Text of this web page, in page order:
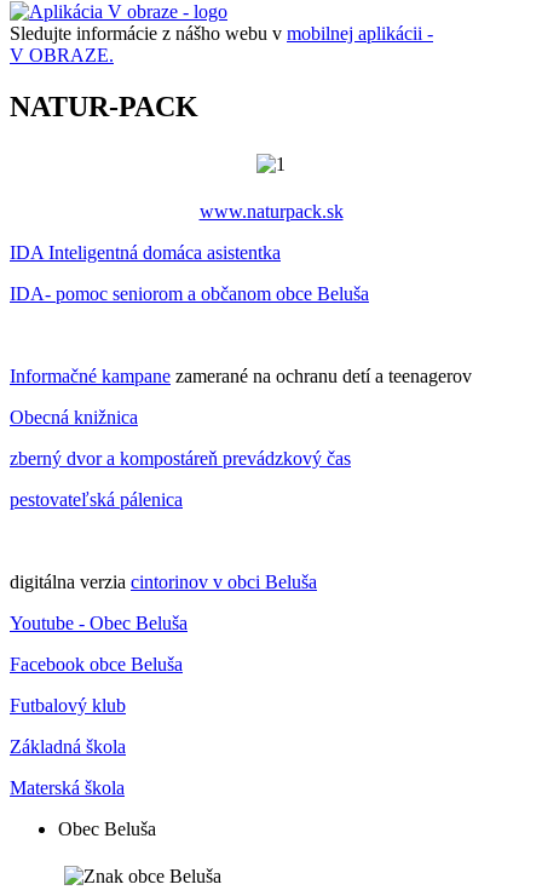
Sledujte informácie z nášho webu v mobilnej aplikácii -
V OBRAZE.
NATUR-PACK
www.naturpack.sk
IDA Inteligentná domáca asistentka
IDA- pomoc seniorom a občanom obce Beluša
Informačné kampane zamerané na ochranu detí a teenagerov
Obecná knižnica
zberný dvor a kompostáreň prevádzkový čas
pestovateľská pálenica
digitálna verzia cintorinov v obci Beluša
Youtube - Obec Beluša
Facebook obce Beluša
Futbalový klub
Základná škola
Materská škola
Obec Beluša